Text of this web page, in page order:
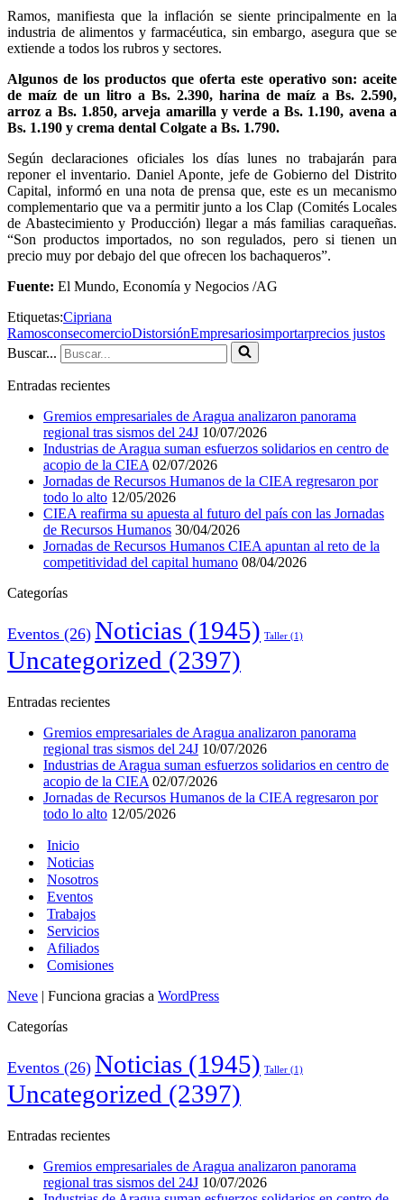
Ramos, manifiesta que la inflación se siente principalmente en la
industria de alimentos y farmacéutica, sin embargo, asegura que se
extiende a todos los rubros y sectores.
Algunos de los productos que oferta este operativo son: aceite
de maíz de un litro a Bs. 2.390, harina de maíz a Bs. 2.590,
arroz a Bs. 1.850, arveja amarilla y verde a Bs. 1.190, avena a
Bs. 1.190 y crema dental Colgate a Bs. 1.790.
Según declaraciones oficiales los días lunes no trabajarán para
reponer el inventario. Daniel Aponte, jefe de Gobierno del Distrito
Capital, informó en una nota de prensa que, este es un mecanismo
complementario que va a permitir junto a los Clap (Comités Locales
de Abastecimiento y Producción) llegar a más familias caraqueñas.
“Son productos importados, no son regulados, pero si tienen un
precio muy por debajo del que ofrecen los bachaqueros”.
Fuente: El Mundo, Economía y Negocios /AG
Etiquetas:Cipriana
RamosconsecomercioDistorsiónEmpresariosimportarprecios justos
Buscar...
Entradas recientes
Gremios empresariales de Aragua analizaron panorama
regional tras sismos del 24J 10/07/2026
Industrias de Aragua suman esfuerzos solidarios en centro de
acopio de la CIEA 02/07/2026
Jornadas de Recursos Humanos de la CIEA regresaron por
todo lo alto 12/05/2026
CIEA reafirma su apuesta al futuro del país con las Jornadas
de Recursos Humanos 30/04/2026
Jornadas de Recursos Humanos CIEA apuntan al reto de la
competitividad del capital humano 08/04/2026
Categorías
Eventos (26) Noticias (1945) Taller (1)
Uncategorized (2397)
Entradas recientes
Gremios empresariales de Aragua analizaron panorama
regional tras sismos del 24J 10/07/2026
Industrias de Aragua suman esfuerzos solidarios en centro de
acopio de la CIEA 02/07/2026
Jornadas de Recursos Humanos de la CIEA regresaron por
todo lo alto 12/05/2026
Inicio
Noticias
Nosotros
Eventos
Trabajos
Servicios
Afiliados
Comisiones
Neve | Funciona gracias a WordPress
Categorías
Eventos (26) Noticias (1945) Taller (1)
Uncategorized (2397)
Entradas recientes
Gremios empresariales de Aragua analizaron panorama
regional tras sismos del 24J 10/07/2026